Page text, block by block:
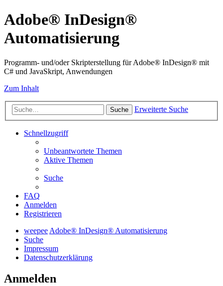
Adobe® InDesign®
Automatisierung
Programm- und/oder Skripterstellung für Adobe® InDesign® mit
C# und JavaSkript, Anwendungen
Zum Inhalt
Suche Erweiterte Suche
Schnellzugriff
Unbeantwortete Themen
Aktive Themen
Suche
FAQ
Anmelden
Registrieren
weepeeAdobe® InDesign® Automatisierung
Suche
Impressum
Datenschutzerklärung
Anmelden